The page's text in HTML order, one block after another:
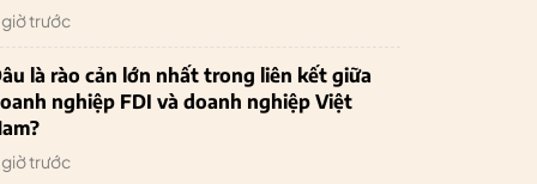
giờ trước
là rào cản lớn nhất trong liên kết giữa
nghiệp FDI và doanh nghiệp Việt
giờ trước